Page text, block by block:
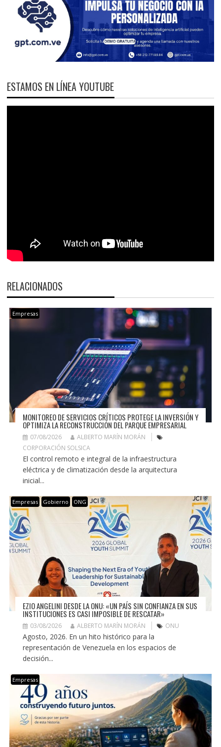
ESTAMOS EN LÍNEA YOUTUBE
RELACIONADOS
Empresas
MONITOREO DE SERVICIOS CRÍTICOS PROTEGE LA INVERSIÓN Y
OPTIMIZA LA RECONSTRUCCIÓN DEL PARQUE EMPRESARIAL
07/08/2026
ALBERTO MARÍN MORÁN
CORPORACIÓN SOLSICA
El control remoto e integral de la infraestructura
eléctrica y de climatización desde la arquitectura
inicial...
Empresas Gobierno ONG
EZIO ANGELINI DESDE LA ONU: «UN PAÍS SIN CONFIANZA EN SUS
INSTITUCIONES ES CASI IMPOSIBLE DE RESCATAR»
03/08/2026 ALBERTO MARÍN MORÁN ONU
Agosto, 2026. En un hito histórico para la
representación de Venezuela en los espacios de
decisión...
Empresas